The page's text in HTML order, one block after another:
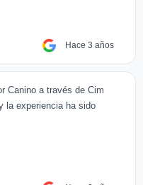
Hace 3 años
Canino a través de Cim
la experiencia ha sido